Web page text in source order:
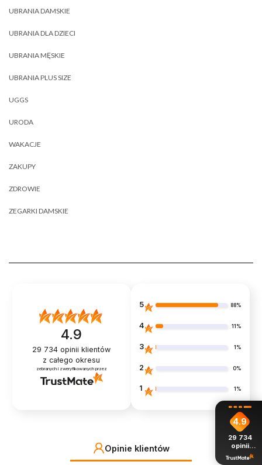
UBRANIA DAMSKIE
UBRANIA DLA DZIECI
UBRANIA MĘSKIE
UBRANIA PLUS SIZE
UGGS
URODA
WAKACJE
ZAKUPY
ZDROWIE
ZEGARKI DAMSKIE
4.9
29 734 opinii klientów
z całego okresu
zebranych i zweryfikowanych przez
5 88%
4 11%
3 1%
2 0%
1 1%
Opinie klientów
4.9
29 734
opinii
z całego
okresu